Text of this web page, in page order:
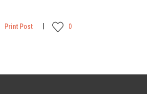
Print Post 0